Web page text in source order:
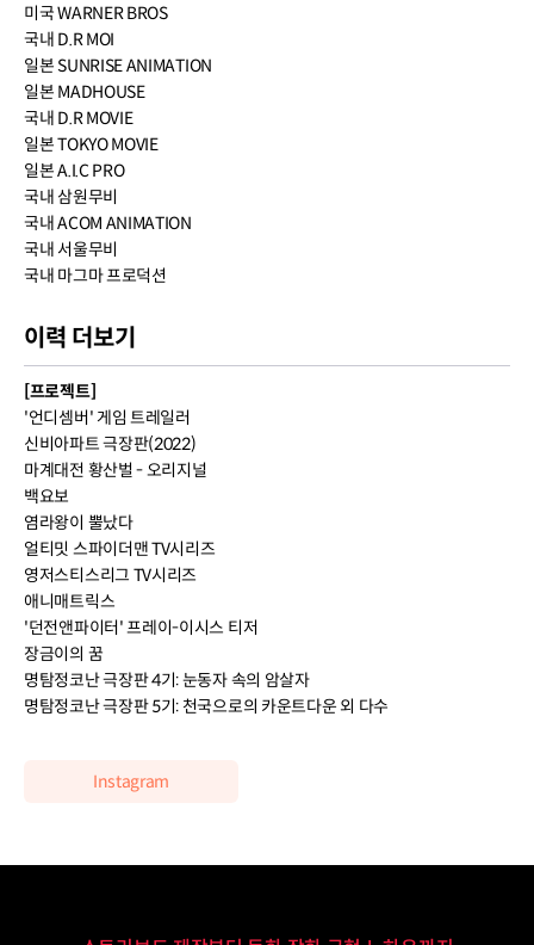
미국 WARNER BROS
국내 D.R MOI
일본 SUNRISE ANIMATION
일본 MADHOUSE
국내 D.R MOVIE
일본 TOKYO MOVIE
일본 A.I.C PRO
국내 삼원무비
국내 ACOM ANIMATION
국내 서울무비
국내 마그마 프로덕션
이력 더보기
[프로젝트]
'언디셈버' 게임 트레일러
신비아파트 극장판(2022)
마계대전 황산벌 - 오리지널
백요보
염라왕이 뿔났다
얼티밋 스파이더맨 TV시리즈
영저스티스리그 TV시리즈
애니매트릭스
'던전앤파이터' 프레이-이시스 티저
장금이의 꿈
명탐정코난 극장판 4기: 눈동자 속의 암살자
명탐정코난 극장판 5기: 천국으로의 카운트다운 외 다수
Instagram